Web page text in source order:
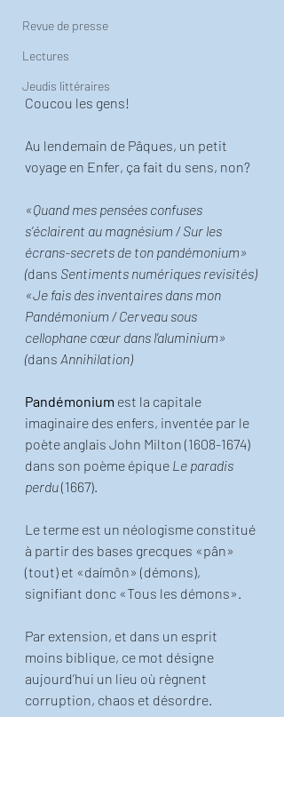
Revue de presse
Lectures
Jeudis littéraires
Coucou les gens!
Au lendemain de Pâques, un petit
voyage en Enfer, ça fait du sens, non?
«Quand mes pensées confuses
s’éclairent au magnésium / Sur les
écrans-secrets de ton pandémonium»
(dans Sentiments numériques revisités)
«Je fais des inventaires dans mon
Pandémonium / Cerveau sous
cellophane cœur dans l’aluminium»
(dans Annihilation)
Pandémonium est la capitale
imaginaire des enfers, inventée par le
poète anglais John Milton (1608-1674)
dans son poème épique Le paradis
perdu (1667).
Le terme est un néologisme constitué
à partir des bases grecques «pân»
(tout) et «daímôn» (démons),
signifiant donc «Tous les démons».
Par extension, et dans un esprit
moins biblique, ce mot désigne
aujourd’hui un lieu où règnent
corruption, chaos et désordre.